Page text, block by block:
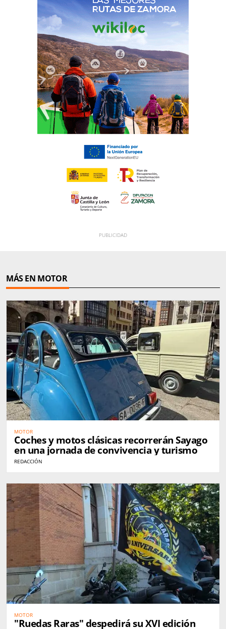
MÁS EN MOTOR
MOTOR
Coches y motos clásicas recorrerán Sayago
en una jornada de convivencia y turismo
REDACCIÓN
MOTOR
"Ruedas Raras" despedirá su XVI edición